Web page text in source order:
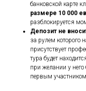
банковской карте
размере 10 000
разблокируется
Депозит не
за рулем которого
присутствует
тура будет
при желании у
первым